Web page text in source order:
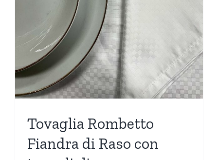
Tovaglia Rombetto
Fiandra di Raso con